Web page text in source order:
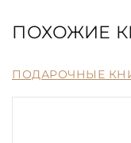
ПОХОЖИЕ
ПОДАРОЧНЫЕ